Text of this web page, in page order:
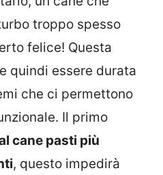
troppo spesso
felice! Questa
quindi essere durata
che ci permettono
Il primo
cane pasti più
, questo impedirà